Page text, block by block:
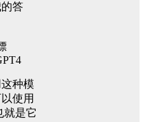
答
种模
使用
就是它